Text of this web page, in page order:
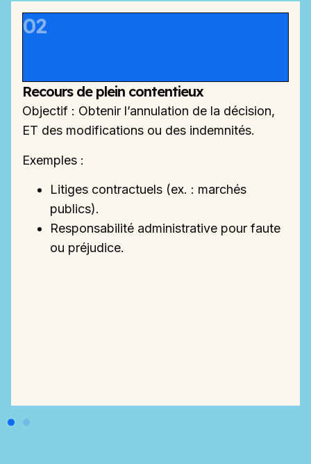
02
Recours de plein contentieux​
Objectif : Obtenir l’annulation de la décision,
ET des modifications ou des indemnités.
Exemples :
Litiges contractuels (ex. : marchés
publics).
Responsabilité administrative pour faute
ou préjudice.